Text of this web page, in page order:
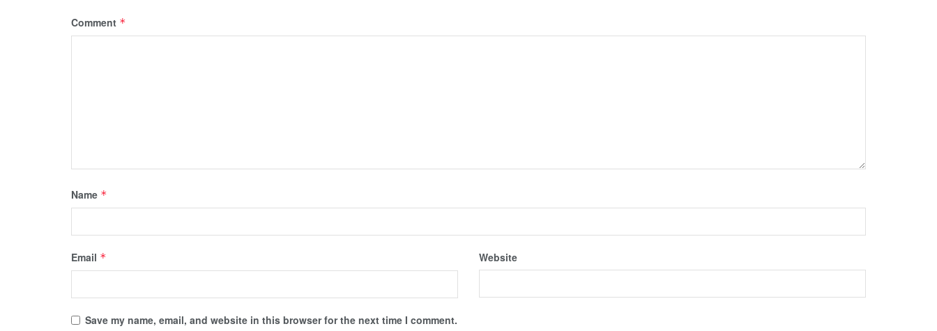
Comment *
Name *
Email * Website
Save my name, email, and website in this browser for the next time I comment.